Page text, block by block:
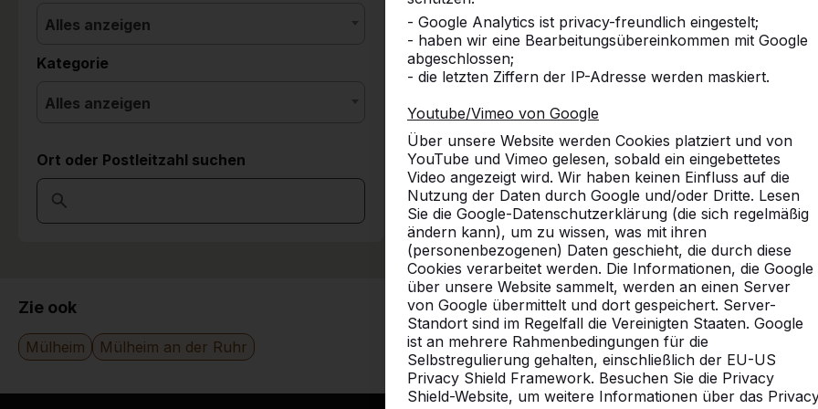
- Google Analytics ist privacy-freundlich eingestelt;
- haben wir eine Bearbeitungsübereinkommen mit Google
abgeschlossen;
- die letzten Ziffern der IP-Adresse werden maskiert.
Youtube/Vimeo von Google
Über unsere Website werden Cookies platziert und von
YouTube und Vimeo gelesen, sobald ein eingebettetes
Video angezeigt wird. Wir haben keinen Einfluss auf die
Nutzung der Daten durch Google und/oder Dritte. Lesen
Sie die Google-Datenschutzerklärung (die sich regelmäßig
ändern kann), um zu wissen, was mit ihren
(personenbezogenen) Daten geschieht, die durch diese
Cookies verarbeitet werden. Die Informationen, die Google
über unsere Website sammelt, werden an einen Server
von Google übermittelt und dort gespeichert. Server-
Standort sind im Regelfall die Vereinigten Staaten. Google
ist an mehrere Rahmenbedingungen für die
Selbstregulierung gehalten, einschließlich der EU-US
Privacy Shield Framework. Besuchen Sie die Privacy
Shield-Website, um weitere Informationen über das
Alles anzeigen
Kategorie
Alles anzeigen
Ort oder Postleitzahl suchen
Zie ook
Mülheim Mülheim an der Ruhr